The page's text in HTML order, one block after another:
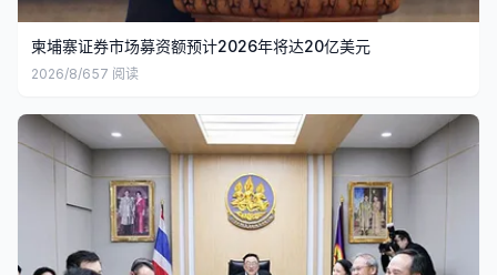
柬埔寨证券市场募资额预计2026年将达20亿美元
2026/8/657 阅读